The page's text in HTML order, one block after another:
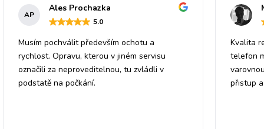
AP
Ales Prochazka
5.0
Musím pochválit především ochotu a
rychlost. Opravu, kterou v jiném servisu
označili za neproveditelnou, tu zvládli v
podstatě na počkání.
Kvalita
telefon
přistup